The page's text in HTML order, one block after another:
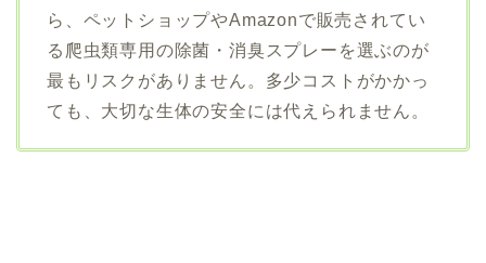
ら、ペットショップやAmazonで販売されてい
る爬虫類専用の除菌・消臭スプレーを選ぶのが
最もリスクがありません。多少コストがかかっ
ても、大切な生体の安全には代えられません。